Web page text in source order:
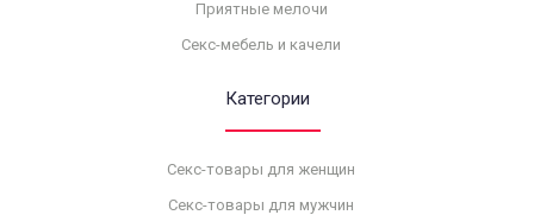
Приятные мелочи
Секс-мебель и качели
Категории
Секс-товары для женщин
Секс-товары для мужчин